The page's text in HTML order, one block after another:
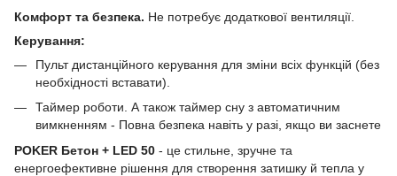
Комфорт та безпека. Не потребує додаткової вентиляції.
Керування:
Пульт дистанційного керування для зміни всіх функцій (без
необхідності вставати).
Таймер роботи. А також таймер сну з автоматичним
вимкненням - Повна безпека навіть у разі, якщо ви заснете
POKER Бетон + LED 50 - це стильне, зручне та
енергоефективне рішення для створення затишку й тепла у